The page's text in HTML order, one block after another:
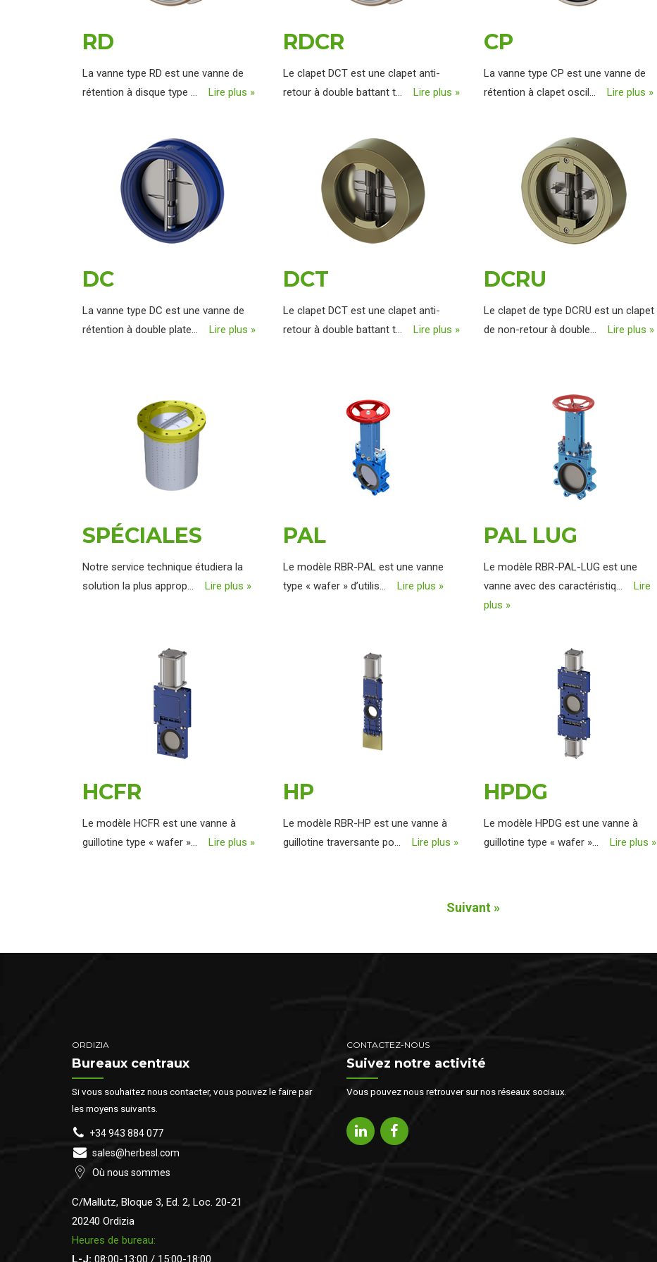
RD
La vanne type RD est une vanne de
rétention à disque type ... Lire plus »
RDCR
Le clapet DCT est une clapet anti-
retour à double battant t... Lire plus »
CP
La vanne type CP est une vanne de
rétention à clapet oscil... Lire plus »
DC
La vanne type DC est une vanne de
rétention à double plate... Lire plus »
DCT
Le clapet DCT est une clapet anti-
retour à double battant t... Lire plus »
DCRU
Le clapet de type DCRU est un clapet
de non-retour à double... Lire plus »
SPÉCIALES
Notre service technique étudiera la
solution la plus approp... Lire plus »
PAL
Le modèle RBR-PAL est une vanne
type « wafer » d’utilis... Lire plus »
PAL LUG
Le modèle RBR-PAL-LUG est une
vanne avec des caractéristiq... Lire
plus »
HCFR
Le modèle HCFR est une vanne à
guillotine type « wafer »... Lire plus »
HP
Le modèle RBR-HP est une vanne à
guillotine traversante po... Lire plus »
HPDG
Le modèle HPDG est une vanne à
guillotine type « wafer »... Lire plus »
Suivant »
ORDIZIA
Bureaux centraux
Si vous souhaitez nous contacter, vous pouvez le faire par
les moyens suivants.
+34 943 884 077
sales@herbesl.com
Où nous sommes
C/Mallutz, Bloque 3, Ed. 2, Loc. 20-21
20240 Ordizia
Heures de bureau:
L-J: 08:00-13:00 / 15:00-18:00
CONTACTEZ-NOUS
Suivez notre activité
Vous pouvez nous retrouver sur nos réseaux sociaux.